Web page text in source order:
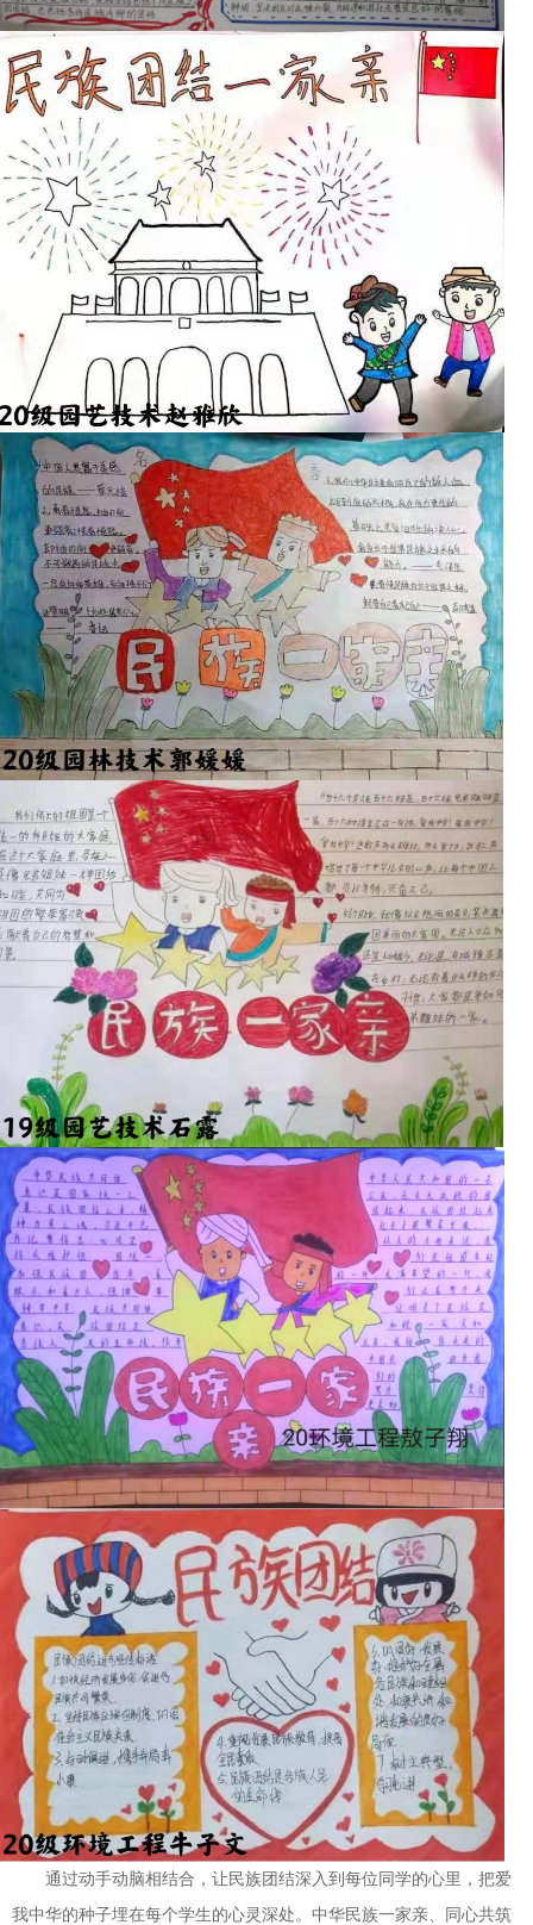
通过动手动脑相结合，让民族团结深入到每位同学的心里，把爱
我中华的种子埋在每个学生的心灵深处。中华民族一家亲、同心共筑